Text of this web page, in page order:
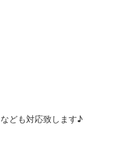
ども対応致します♪